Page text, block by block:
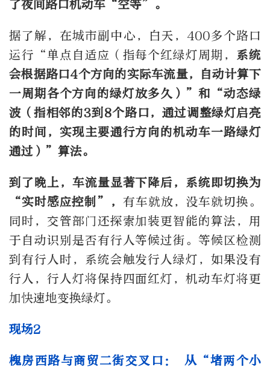
了夜间路口机动车“空等”。
据了解，在城市副中心，白天，400多个路口
运行“单点自适应（指每个红绿灯周期， 系统
会根据路口4个方向的实际车流量，自动计算下
一周期各个方向的绿灯放多久）”和“动态绿
波（指相邻的3到8个路口，通过调整绿灯启亮
的时间，实现主要通行方向的机动车一路绿灯
通过）”算法。
到了晚上，车流量显著下降后，系统即切换为
“实时感应控制”，有车就放，没车就切换。
同时，交管部门还探索加装更智能的算法，用
于自动识别是否有行人等候过街。等候区检测
到有行人时，系统会触发行人绿灯，如果没有
行人，行人灯将保持四面红灯，机动车灯将更
加快速地变换绿灯。
现场2
槐房西路与商贸二街交叉口： 从“堵两个小